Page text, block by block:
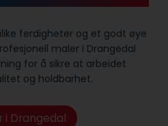
ferdigheter og et godt øye
maler i Drangedal
for å sikre at arbeidet
og holdbarhet.
i Drangedal